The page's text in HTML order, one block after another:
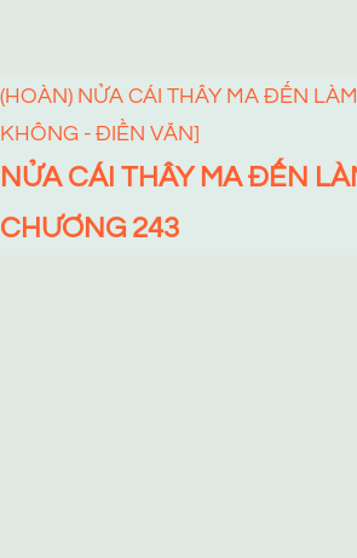
(HOÀN) NỬA CÁI THÂY MA ĐẾN
KHÔNG - ĐIỀN VĂN]
NỬA CÁI THÂY MA ĐẾN
CHƯƠNG 243